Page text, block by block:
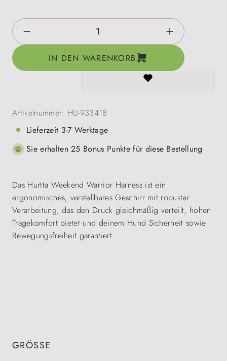
Produkt Anzahl: Gib den gewünschten
IN DEN WARENKORB
Artikelnummer: HU-933418
Lieferzeit 3-7 Werktage
Sie erhalten 25 Bonus Punkte für diese Bestellung
Das Hurtta Weekend Warrior Harness ist ein
ergonomisches, verstellbares Geschirr mit robuster
Verarbeitung, das den Druck gleichmäßig verteilt, hohen
Tragekomfort bietet und deinem Hund Sicherheit sowie
Bewegungsfreiheit garantiert.
GRÖSSE